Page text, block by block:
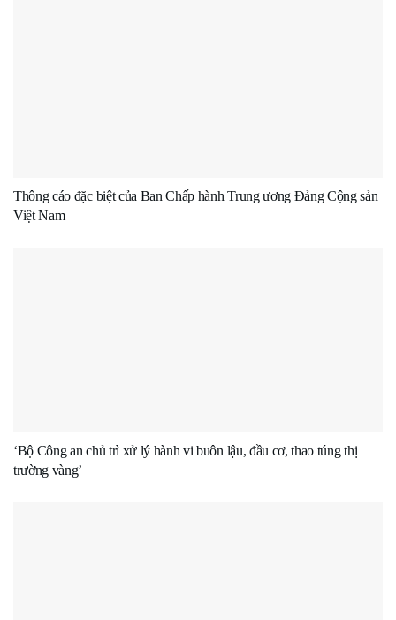
Thông cáo đặc biệt của Ban Chấp hành Trung ương Đảng Cộng sản
Việt Nam
‘Bộ Công an chủ trì xử lý hành vi buôn lậu, đầu cơ, thao túng thị
trường vàng’